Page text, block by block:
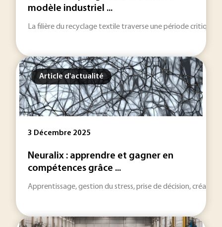
modèle industriel ...
La filière du recyclage textile traverse une période critique,
Article d'actualité
3 Décembre 2025
Neuralix : apprendre et gagner en
compétences grâce ...
Apprentissage, gestion du stress, prise de décision,